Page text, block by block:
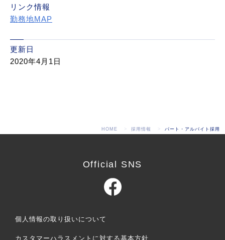
リンク情報
勤務地MAP
更新日
2020年4月1日
HOME 採用情報 パート・アルバイト採用
Official SNS
個人情報の取り扱いについて
カスタマーハラスメントに対する基本方針